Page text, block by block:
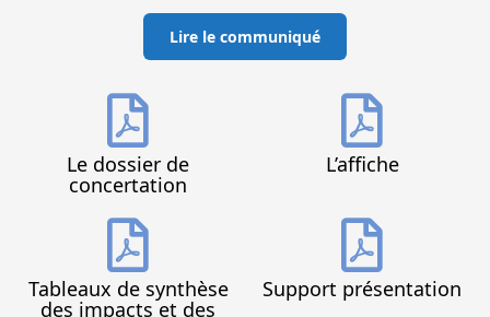
Documentation
Lire le communiqué
Le dossier de
concertation
L’affiche
Tableaux de synthèse
des impacts et des
Support présentation